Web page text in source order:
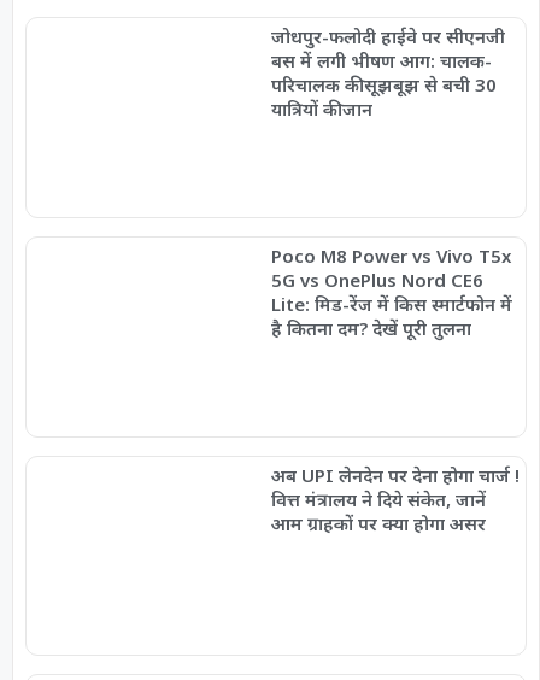
जोधपुर-फलोदी हाईवे पर सीएनजी
बस में लगी भीषण आग: चालक-
परिचालक की सूझबूझ से बची 30
यात्रियों की जान
Poco M8 Power vs Vivo T5x
5G vs OnePlus Nord CE6
Lite: मिड-रेंज में किस स्मार्टफोन में
है कितना दम? देखें पूरी तुलना
अब UPI लेनदेन पर देना होगा चार्ज !
वित्त मंत्रालय ने दिये संकेत, जानें
आम ग्राहकों पर क्या होगा असर